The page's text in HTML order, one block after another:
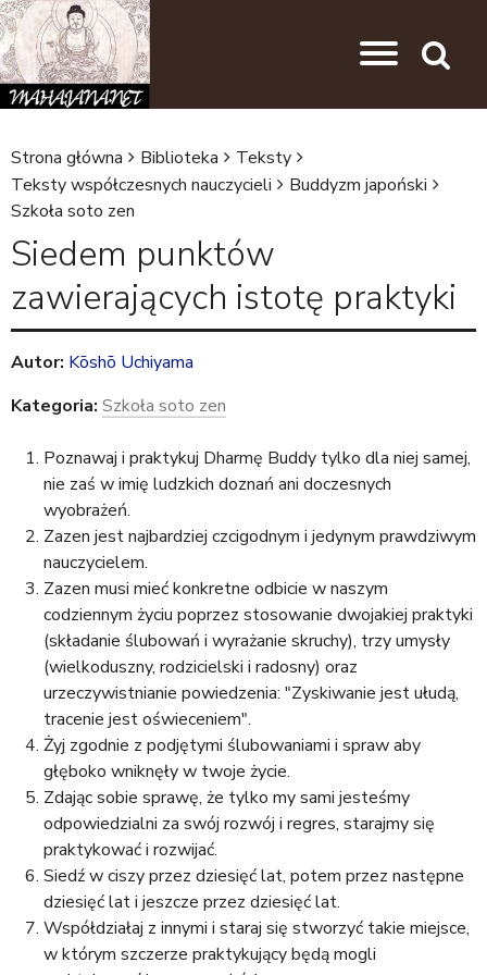
J
e
s
t
e
ś
u
Strona główna Biblioteka
Teksty
Teksty współczesnych nauczycieli
Buddyzm japoński
Szkoła soto zen
Siedem punktów
zawierających istotę praktyki
Autor: Kōshō Uchiyama
Kategoria: Szkoła soto zen
Poznawaj i praktykuj Dharmę Buddy tylko dla niej samej,
nie zaś w imię ludzkich doznań ani doczesnych
wyobrażeń.
Zazen jest najbardziej czcigodnym i jedynym prawdziwym
nauczycielem.
Zazen musi mieć konkretne odbicie w naszym
codziennym życiu poprzez stosowanie dwojakiej praktyki
(składanie ślubowań i wyrażanie skruchy), trzy umysły
(wielkoduszny, rodzicielski i radosny) oraz
urzeczywistnianie powiedzenia: "Zyskiwanie jest ułudą,
tracenie jest oświeceniem".
Żyj zgodnie z podjętymi ślubowaniami i spraw aby
głęboko wniknęły w twoje życie.
Zdając sobie sprawę, że tylko my sami jesteśmy
odpowiedzialni za swój rozwój i regres, starajmy się
praktykować i rozwijać.
Siedź w ciszy przez dziesięć lat, potem przez następne
dziesięć lat i jeszcze przez dziesięć lat.
Współdziałaj z innymi i staraj się stworzyć takie miejsce,
w którym szczerze praktykujący będą mogli